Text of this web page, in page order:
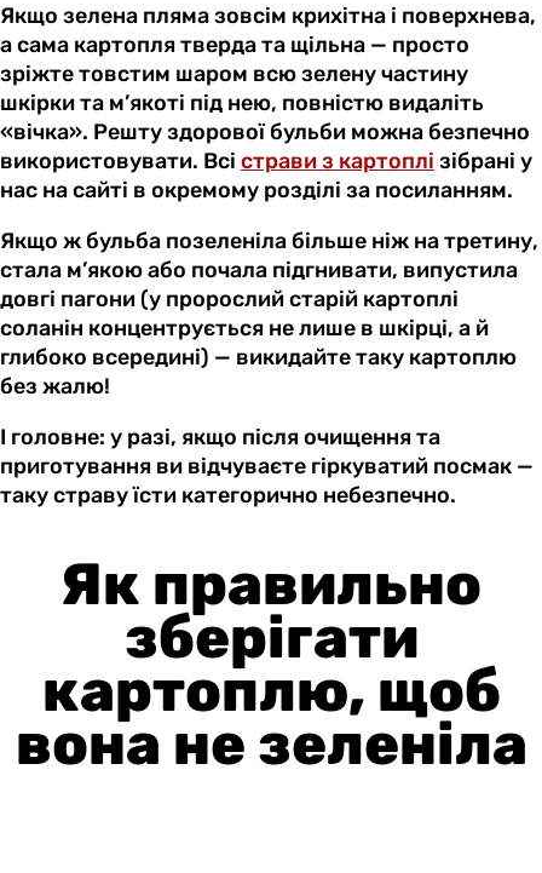
Якщо зелена пляма зовсім крихітна і поверхнева,
а сама картопля тверда та щільна — просто
зріжте товстим шаром всю зелену частину
шкірки та м’якоті під нею, повністю видаліть
«вічка». Решту здорової бульби можна безпечно
використовувати. Всі страви з картоплі зібрані у
нас на сайті в окремому розділі за посиланням.
Якщо ж бульба позеленіла більше ніж на третину,
стала м’якою або почала підгнивати, випустила
довгі пагони (у пророслий старій картоплі
соланін концентрується не лише в шкірці, а й
глибоко всередині) — викидайте таку картоплю
без жалю!
І головне: у разі, якщо після очищення та
приготування ви відчуваєте гіркуватий посмак —
таку страву їсти категорично небезпечно.
Як правильно
зберігати
картоплю, щоб
вона не зеленіла